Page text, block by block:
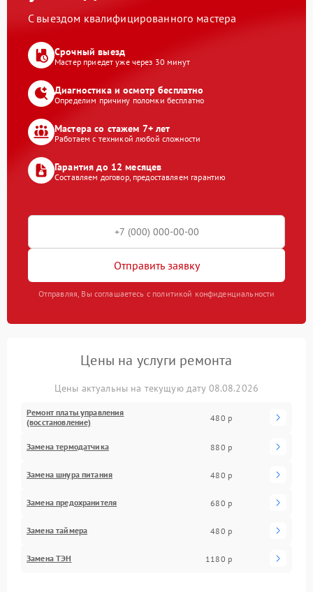
С выездом квалифицированного мастера
Срочный выезд
Мастер приедет уже через 30 минут
Диагностика и осмотр бесплатно
Определим причину поломки бесплатно
Мастера со стажем 7+ лет
Работаем с техникой любой сложности
Гарантия до 12 месяцев
Составляем договор, предоставляем гарантию
Отправить заявку
Отправляя, Вы соглашаетесь с политикой конфиденциальности
Цены на услуги ремонта
Цены актуальны на текущую дату 08.08.2026
Ремонт платы управления
(восстановление)
480 р
Замена термодатчика 880 р
Замена шнура питания 480 р
Замена предохранителя 680 р
Замена таймера 480 р
Замена ТЭН 1180 р